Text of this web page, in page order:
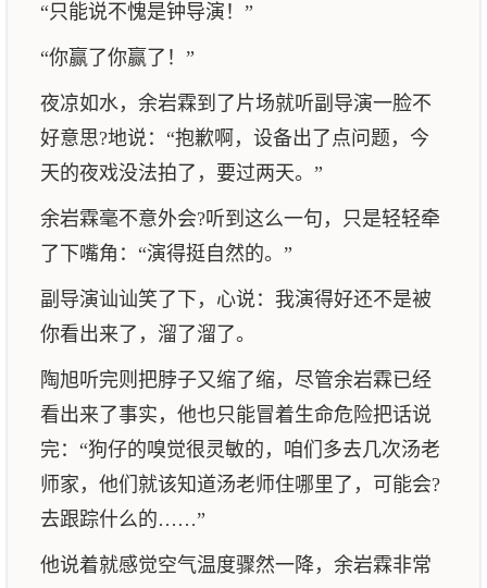
“只能说不愧是钟导演！”
“你赢了你赢了！”
夜凉如水，余岩霖到了片场就听副导演一脸不
好意思?地说：“抱歉啊，设备出了点问题，今
天的夜戏没法拍了，要过两天。”
余岩霖毫不意外会?听到这么一句，只是轻轻牵
了下嘴角：“演得挺自然的。”
副导演讪讪笑了下，心说：我演得好还不是被
你看出来了，溜了溜了。
陶旭听完则把脖子又缩了缩，尽管余岩霖已经
看出来了事实，他也只能冒着生命危险把话说
完：“狗仔的嗅觉很灵敏的，咱们多去几次汤老
师家，他们就该知道汤老师住哪里了，可能会?
去跟踪什么的……”
他说着就感觉空气温度骤然一降，余岩霖非常